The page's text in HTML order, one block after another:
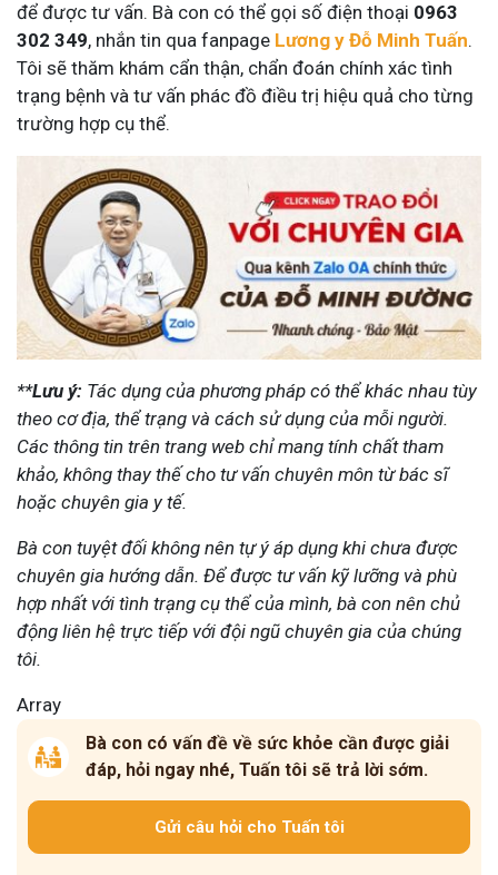
để được tư vấn. Bà con có thể gọi số điện thoại 0963
302 349, nhắn tin qua fanpage Lương y Đỗ Minh Tuấn.
Tôi sẽ thăm khám cẩn thận, chẩn đoán chính xác tình
trạng bệnh và tư vấn phác đồ điều trị hiệu quả cho từng
trường hợp cụ thể.
**Lưu ý: Tác dụng của phương pháp có thể khác nhau tùy
theo cơ địa, thể trạng và cách sử dụng của mỗi người.
Các thông tin trên trang web chỉ mang tính chất tham
khảo, không thay thế cho tư vấn chuyên môn từ bác sĩ
hoặc chuyên gia y tế.
Bà con tuyệt đối không nên tự ý áp dụng khi chưa được
chuyên gia hướng dẫn. Để được tư vấn kỹ lưỡng và phù
hợp nhất với tình trạng cụ thể của mình, bà con nên chủ
động liên hệ trực tiếp với đội ngũ chuyên gia của chúng
tôi.
Array
Bà con có vấn đề về sức khỏe cần được giải
đáp, hỏi ngay nhé, Tuấn tôi sẽ trả lời sớm.
Gửi câu hỏi cho Tuấn tôi